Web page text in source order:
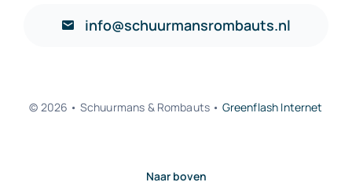
info@schuurmansrombauts.nl
© 2026 • Schuurmans & Rombauts • Greenflash Internet
Naar boven